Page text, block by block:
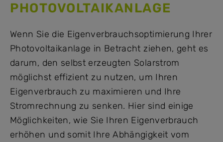
PHOTOVOLTAIKANLAGE
Wenn Sie die Eigenverbrauchsoptimierung Ihrer
Photovoltaikanlage in Betracht ziehen, geht es
darum, den selbst erzeugten Solarstrom
möglichst effizient zu nutzen, um Ihren
Eigenverbrauch zu maximieren und Ihre
Stromrechnung zu senken. Hier sind einige
Möglichkeiten, wie Sie Ihren Eigenverbrauch
erhöhen und somit Ihre Abhängigkeit vom